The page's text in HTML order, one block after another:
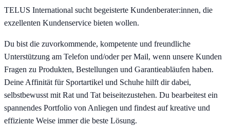
TELUS International sucht begeisterte Kundenberater:innen, die
exzellenten Kundenservice bieten wollen.
Du bist die zuvorkommende, kompetente und freundliche
Unterstützung am Telefon und/oder per Mail, wenn unsere Kunden
Fragen zu Produkten, Bestellungen und Garantieabläufen haben.
Deine Affinität für Sportartikel und Schuhe hilft dir dabei,
selbstbewusst mit Rat und Tat beiseitezustehen. Du bearbeitest ein
spannendes Portfolio von Anliegen und findest auf kreative und
effiziente Weise immer die beste Lösung.